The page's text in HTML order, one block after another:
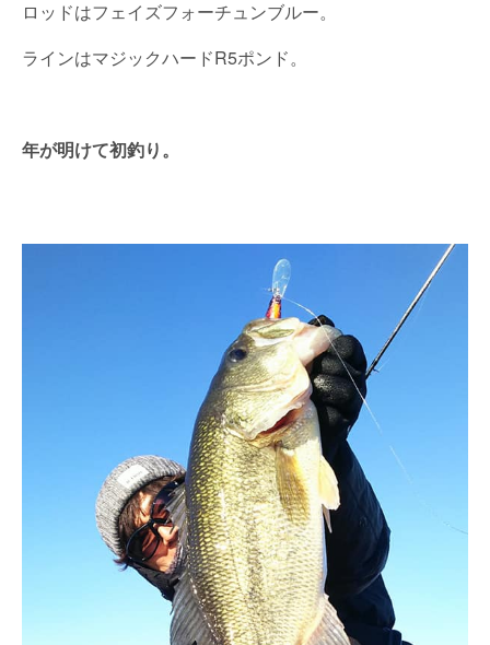
ロッドはフェイズフォーチュンブルー。
ラインはマジックハードR5ポンド。
年が明けて初釣り。